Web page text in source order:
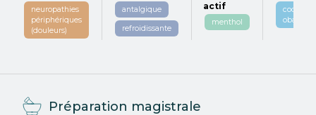
neuropathies
périphériques
(douleurs)
antalgique
refroidissante
actif
menthol
codexial
obase
Préparation magistrale